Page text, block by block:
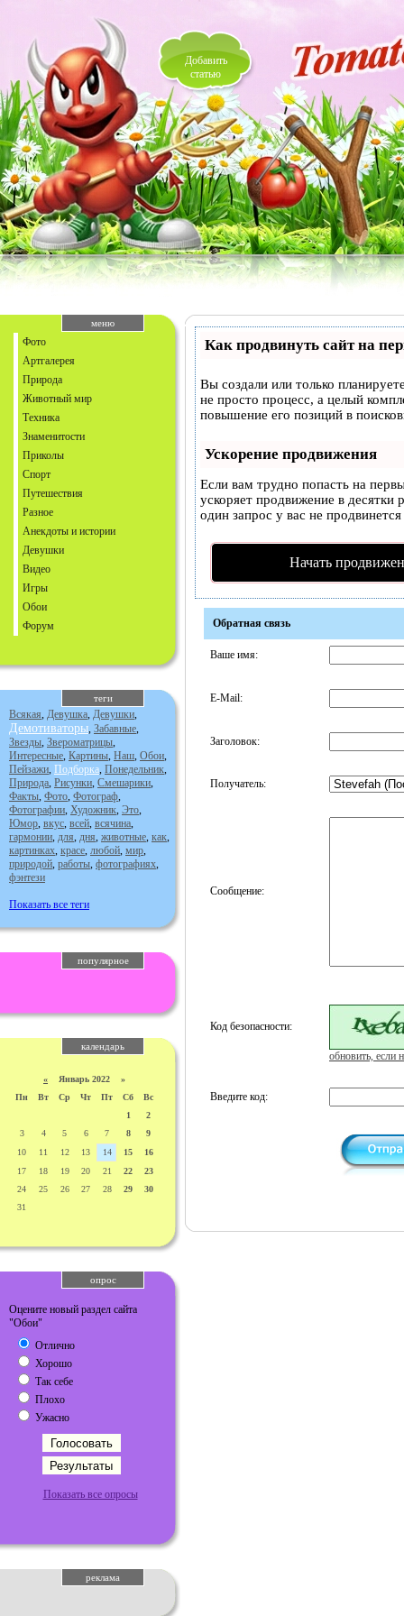
Добавить
статью
меню
Фото
Артгалерея
Природа
Животный мир
Техника
Знаменитости
Приколы
Спорт
Путешествия
Разное
Анекдоты и истории
Девушки
Видео
Игры
Обои
Форум
теги
Всякая, Девушка, Девушки,
Демотиваторы, Забавные,
Звезды, Звероматрицы,
Интересные, Картины, Наш, Обои,
Пейзажи, Подборка, Понедельник,
Природа, Рисунки, Смешарики,
Факты, Фото, Фотограф,
Фотографии, Художник, Это,
Юмор, вкус, всей, всячина,
гармонии, для, дня, животные, как,
картинках, красе, любой, мир,
природой, работы, фотографиях,
фэнтези
Показать все теги
популярное
календарь
« Январь 2022 »
Пн
Вт Ср Чт Пт Сб
Вс
1
2
3
4 5 6 7 8
9
10
11 12 13 14 15
16
17
18 19 20 21 22
23
24
25 26 27 28 29
30
31
опрос
Оцените новый раздел сайта
"Обои"
Отлично
Хорошо
Так себе
Плохо
Ужасно
Показать все опросы
реклама
Как продвинуть сайт на
Вы создали или только
не просто процесс, а целый
повышение его позиций в
Ускорение продвижения
Если вам трудно попасть на
ускоряет продвижение в десятки
один запрос у вас не
Начать
Обратная связь
Ваше имя:
E-Mail:
Заголовок:
Получатель:
Сообщение:
Код безопасности:
обновить, если
Введите код: